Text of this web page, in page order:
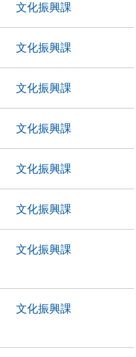
文化振興課
文化振興課
文化振興課
文化振興課
文化振興課
文化振興課
文化振興課
文化振興課